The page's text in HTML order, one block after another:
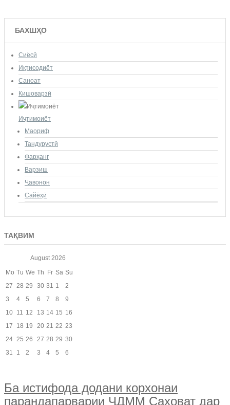
БАХШҲО
Сиёсӣ
Иқтисодиёт
Саноат
Кишоварзӣ
Иҷтимоиёт
Маориф
Тандурустӣ
Фарҳанг
Варзиш
Ҷавонон
Сайёҳӣ
ТАҚВИМ
August 2026
Mo Tu We Th Fr Sa Su
27 28 29 30 31 1
2
3
4 5 6 7 8
9
10 11 12 13 14 15 16
17
18 19 20 21 22 23
24 25 26 27 28 29 30
31
1 2 3 4 5 6
Ба истифода додани корхонаи
парандапарварии ҶДММ Саховат дар